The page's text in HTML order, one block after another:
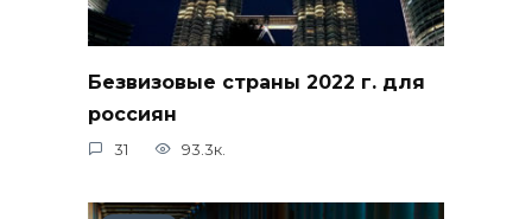
Безвизовые страны 2022 г. для
россиян
31 93.3к.